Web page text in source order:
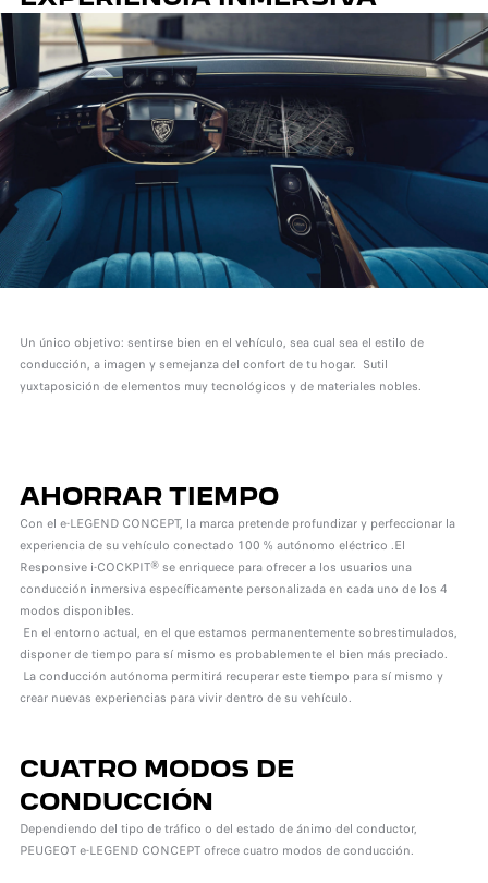
Un único objetivo: sentirse bien en el vehículo, sea cual sea el estilo de
conducción, a imagen y semejanza del confort de tu hogar. Sutil
yuxtaposición de elementos muy tecnológicos y de materiales nobles.
AHORRAR TIEMPO
Con el e-LEGEND CONCEPT, la marca pretende profundizar y perfeccionar la
experiencia de su vehículo conectado 100 % autónomo eléctrico .El
Responsive i-COCKPIT® se enriquece para ofrecer a los usuarios una
conducción inmersiva específicamente personalizada en cada uno de los 4
modos disponibles.
En el entorno actual, en el que estamos permanentemente sobrestimulados,
disponer de tiempo para sí mismo es probablemente el bien más preciado.
La conducción autónoma permitirá recuperar este tiempo para sí mismo y
crear nuevas experiencias para vivir dentro de su vehículo.
CUATRO MODOS DE
CONDUCCIÓN
Dependiendo del tipo de tráfico o del estado de ánimo del conductor,
PEUGEOT e-LEGEND CONCEPT ofrece cuatro modos de conducción.